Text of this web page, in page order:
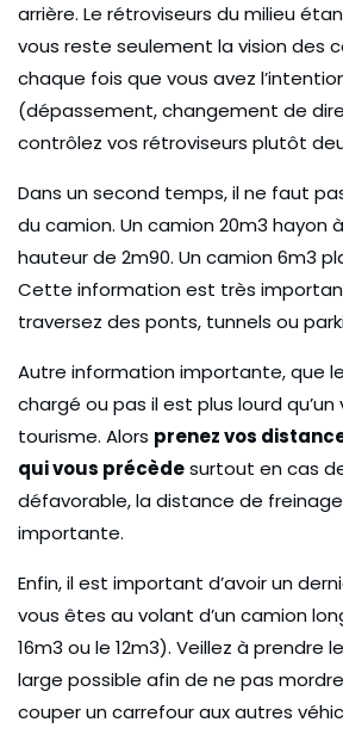
arrière. Le rétroviseurs du milieu
vous reste seulement la vision des
chaque fois que vous avez
(dépassement, changement de
contrôlez vos rétroviseurs plutôt
Dans un second temps, il ne faut
du camion. Un camion 20m3 hayon
hauteur de 2m90. Un camion 6m3
Cette information est très
traversez des ponts, tunnels ou
Autre information importante, que
chargé ou pas il est plus lourd qu’un
tourisme. Alors prenez vos
qui vous précèdesurtout en cas
défavorable, la distance de
importante.
Enfin, il est important d’avoir un
vous êtes au volant d’un camion
16m3 ou le 12m3). Veillez à prendre
large possible afin de ne pas
couper un carrefour aux autres